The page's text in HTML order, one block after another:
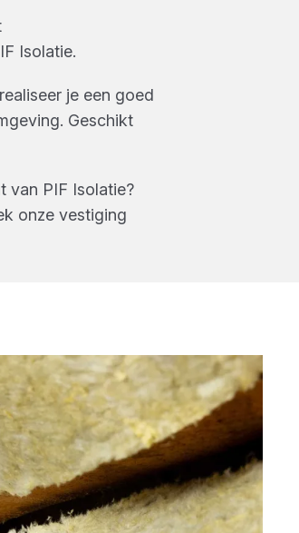
Isolatie.
je een goed
Geschikt
van PIF Isolatie?
onze vestiging